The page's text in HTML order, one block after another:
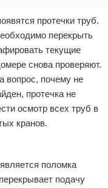
протечки труб.
перекрыть
текущие
снова проверяют.
вопрос, почему не
протечка не
осмотр всех труб в
кранов.
поломка
подачу